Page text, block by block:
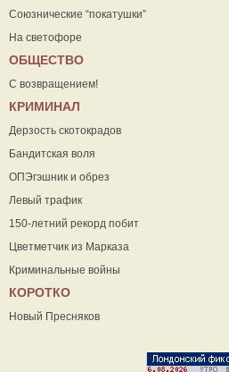
Союзнические “покатушки”
На светофоре
ОБЩЕСТВО
С возвращением!
КРИМИНАЛ
Дерзость скотокрадов
Бандитская воля
ОПЭгэшник и обрез
Левый трафик
150-летний рекорд побит
Цветметчик из Марказа
Криминальные войны
КОРОТКО
Новый Пресняков